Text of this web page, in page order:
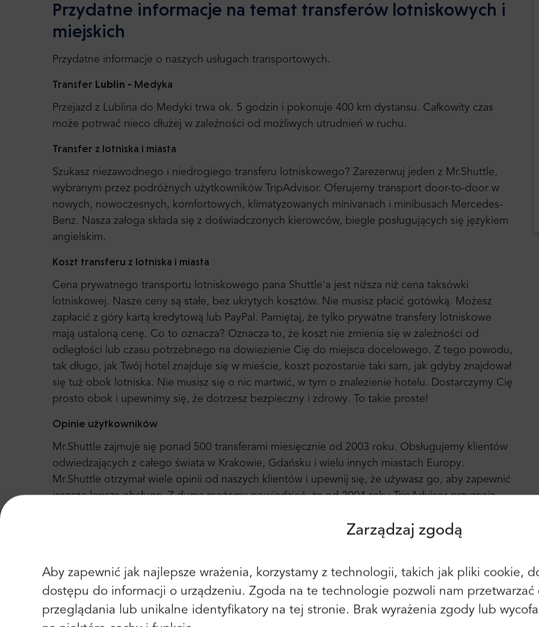
Zarządzaj zgodą
Aby zapewnić jak najlepsze wrażenia, korzystamy z technologii, takich jak pliki cookie,
dostępu do informacji o urządzeniu. Zgoda na te technologie pozwoli nam przetwarzać
przeglądania lub unikalne identyfikatory na tej stronie. Brak wyrażenia zgody lub
Przydatne informacje na temat transferów lotniskowych i
miejskich
Przydatne informacje o naszych usługach transportowych.
Transfer Lublin - Medyka
Przejazd z Lublina do Medyki trwa ok. 5 godzin i pokonuje 400 km dystansu. Całkowity czas
może potrwać nieco dłużej w zależności od możliwych utrudnień w ruchu.
Transfer z lotniska i miasta
Szukasz niezawodnego i niedrogiego transferu lotniskowego? Zarezerwuj jeden z Mr.Shuttle,
wybranym przez podróżnych użytkowników TripAdvisor. Oferujemy transport door-to-door w
nowych, nowoczesnych, komfortowych, klimatyzowanych minivanach i minibusach Mercedes-
Benz. Nasza załoga składa się z doświadczonych kierowców, biegle posługujących się językiem
angielskim.
Koszt transferu z lotniska i miasta
Cena prywatnego transportu lotniskowego pana Shuttle'a jest niższa niż cena taksówki
lotniskowej. Nasze ceny są stałe, bez ukrytych kosztów. Nie musisz płacić gotówką. Możesz
zapłacić z góry kartą kredytową lub PayPal. Pamiętaj, że tylko prywatne transfery lotniskowe
mają ustaloną cenę. Co to oznacza? Oznacza to, że koszt nie zmienia się w zależności od
odległości lub czasu potrzebnego na dowiezienie Cię do miejsca docelowego. Z tego powodu,
tak długo, jak Twój hotel znajduje się w mieście, koszt pozostanie taki sam, jak gdyby znajdował
się tuż obok lotniska. Nie musisz się o nic martwić, w tym o znalezienie hotelu. Dostarczymy Cię
prosto obok i upewnimy się, że dotrzesz bezpieczny i zdrowy. To takie proste!
Opinie użytkowników
Mr.Shuttle zajmuje się ponad 500 transferami miesięcznie od 2003 roku. Obsługujemy klientów
odwiedzających z całego świata w Krakowie, Gdańsku i wielu innych miastach Europy.
Mr.Shuttle otrzymał wiele opinii od naszych klientów i upewnij się, że używasz go, aby zapewnić
jeszcze lepszą obsługę. Z dumą możemy powiedzieć, że od 2004 roku TripAdvisor przyznaje
Transfer z Lublin do Medyka
Zaloguj się Rejestracja
Kontynuuj, korzystając z
Możesz również użyć adresu e-mail i
hasła:
Imię: